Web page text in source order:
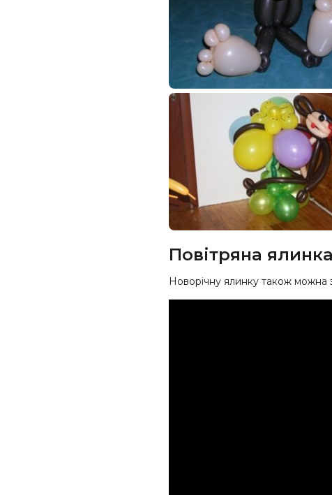
Повітряна ялинка
Новорічну ялинку також можна